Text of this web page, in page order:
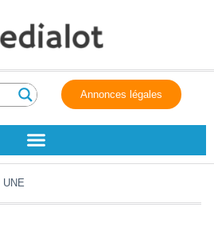
Annonces légales
UNE